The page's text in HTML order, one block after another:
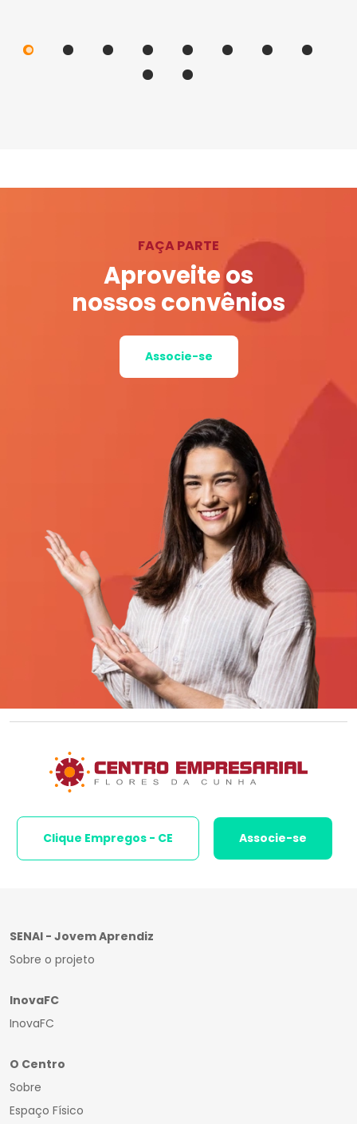
FAÇA PARTE
Aproveite os
nossos convênios
Associe-se
Clique Empregos - CE Associe-se
SENAI - Jovem Aprendiz
Sobre o projeto
InovaFC
InovaFC
O Centro
Sobre
Espaço Físico